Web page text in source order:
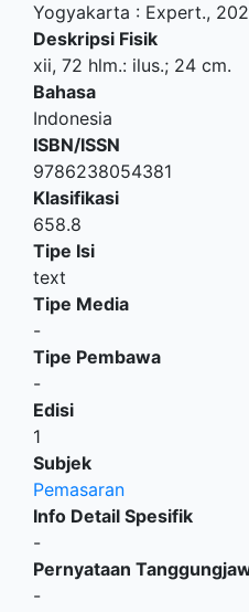
Yogyakarta : Expert.,
Deskripsi Fisik
xii, 72 hlm.: ilus.; 24 cm.
Bahasa
Indonesia
ISBN/ISSN
9786238054381
Klasifikasi
658.8
Tipe Isi
text
Tipe Media
-
Tipe Pembawa
-
Edisi
1
Subjek
Pemasaran
Info Detail Spesifik
-
Pernyataan
-